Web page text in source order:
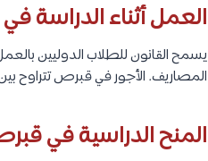
العمل أثناء الدراسة
يسمح القانون للطلاب الدوليين
المصاريف. الأجور في قبرص تتراوح
المنح الدراسية في